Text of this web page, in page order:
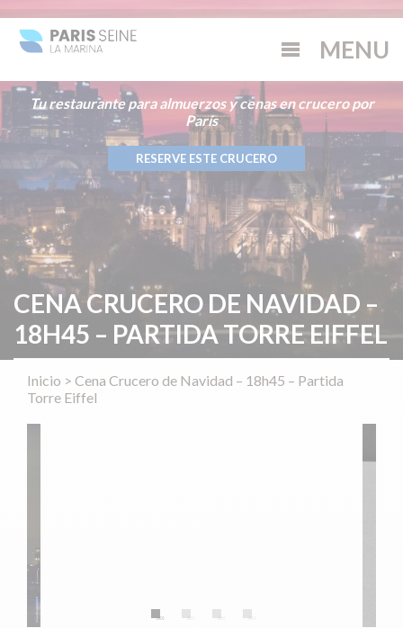
Tu restaurante para almuerzos y cenas en crucero por
París
RESERVE ESTE CRUCERO
CENA CRUCERO DE NAVIDAD –
18H45 – PARTIDA TORRE EIFFEL
Inicio > Cena Crucero de Navidad – 18h45 – Partida
Torre Eiffel